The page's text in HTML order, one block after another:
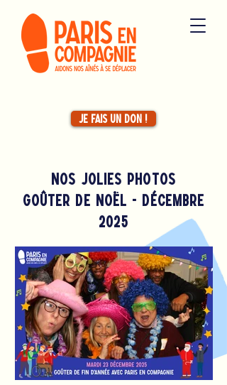
Je fais un don !
nos jolies photoS
goûter de noël - décembre
2025